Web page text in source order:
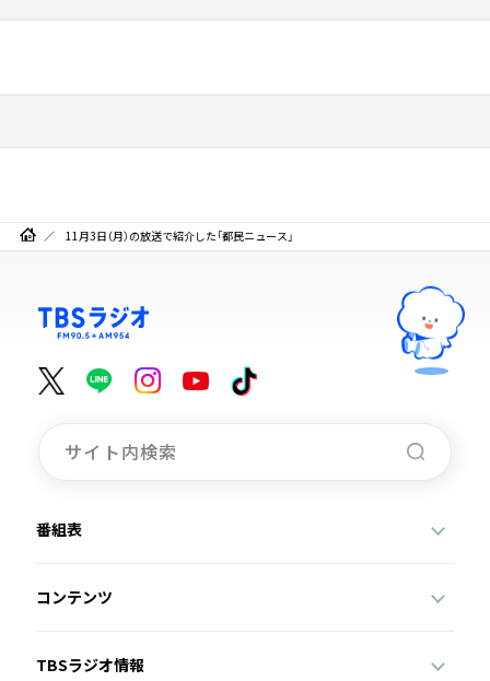
11月3日（月）の放送で紹介した「都民ニュース」
番組表
コンテンツ
TBSラジオ情報